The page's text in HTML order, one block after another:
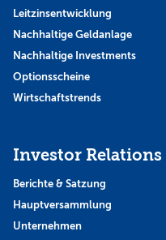
Leitzinsentwicklung
Nachhaltige Geldanlage
Nachhaltige Investments
Optionsscheine
Wirtschaftstrends
Investor Relations
Berichte & Satzung
Hauptversammlung
Unternehmen